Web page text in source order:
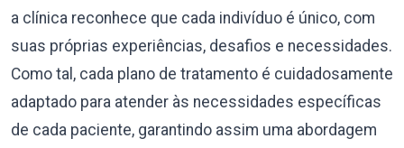
a clínica reconhece que cada indivíduo é único, com
suas próprias experiências, desafios e necessidades.
Como tal, cada plano de tratamento é cuidadosamente
adaptado para atender às necessidades específicas
de cada paciente, garantindo assim uma abordagem